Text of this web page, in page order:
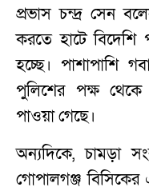
প্রভাস চন্দ্র সেন
করতে হাটে
হচ্ছে। পাশাপাশি
পুলিশের পক্ষ থেকে
পাওয়া গেছে।
অন্যদিকে, চামড়া
গোপালগঞ্জ